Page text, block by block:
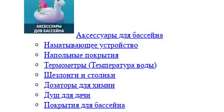
Аксессуары для бассейна
Наматывающее устройство
Напольные покрытия
Термометры (Температура воды)
Шезлонги и столики
Дозаторы для химии
Душ для дачи
Покрытия для бассейна